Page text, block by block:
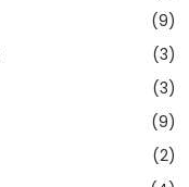
(9)
(3)
(3)
(9)
(2)